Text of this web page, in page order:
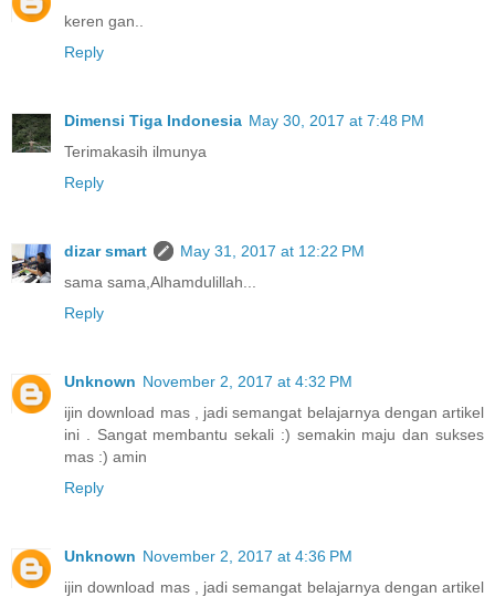
keren gan..
Reply
Dimensi Tiga Indonesia May 30, 2017 at 7:48 PM
Terimakasih ilmunya
Reply
dizar smart
May 31, 2017 at 12:22 PM
sama sama,Alhamdulillah...
Reply
Unknown November 2, 2017 at 4:32 PM
ijin download mas , jadi semangat belajarnya dengan artikel
ini . Sangat membantu sekali :) semakin maju dan sukses
mas :) amin
Reply
Unknown November 2, 2017 at 4:36 PM
ijin download mas , jadi semangat belajarnya dengan artikel